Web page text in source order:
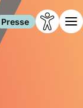
Presse